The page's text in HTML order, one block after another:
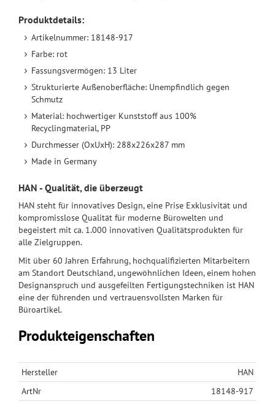
Produktdetails:
Artikelnummer: 18148-917
Farbe: rot
Fassungsvermögen: 13 Liter
Strukturierte Außenoberfläche: Unempfindlich gegen
Schmutz
Material: hochwertiger Kunststoff aus 100%
Recyclingmaterial, PP
Durchmesser (OxUxH): 288x226x287 mm
Made in Germany
HAN - Qualität, die überzeugt
HAN steht für innovatives Design, eine Prise Exklusivität und
kompromisslose Qualität für moderne Bürowelten und
begeistert mit ca. 1.000 innovativen Qualitätsprodukten für
alle Zielgruppen.
Mit über 60 Jahren Erfahrung, hochqualifizierten Mitarbeitern
am Standort Deutschland, ungewöhnlichen Ideen, einem hohen
Designanspruch und ausgefeilten Fertigungstechniken ist HAN
eine der führenden und vertrauensvollsten Marken für
Büroartikel.
Produkteigenschaften
Hersteller
HAN
ArtNr
18148-917